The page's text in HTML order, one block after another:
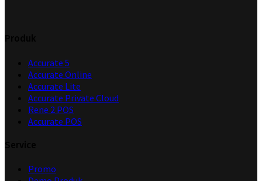
Accurate 5
Accurate Online
Accurate Lite
Accurate Private Cloud
Rene 2 POS
Accurate POS
Promo